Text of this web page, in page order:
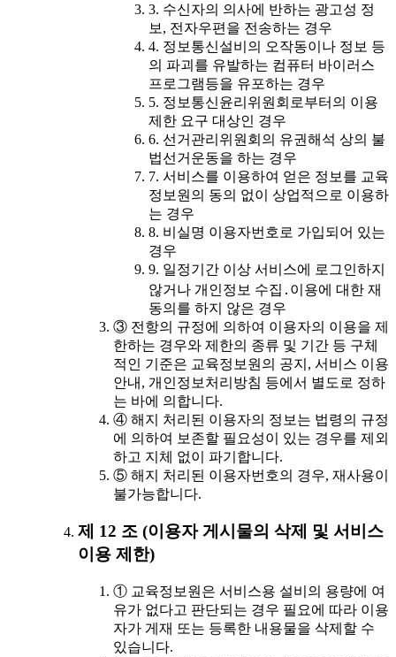
3. 수신자의 의사에 반하는 광고성 정
보, 전자우편을 전송하는 경우
4. 정보통신설비의 오작동이나 정보 등
의 파괴를 유발하는 컴퓨터 바이러스
프로그램등을 유포하는 경우
5. 정보통신윤리위원회로부터의 이용
제한 요구 대상인 경우
6. 선거관리위원회의 유권해석 상의 불
법선거운동을 하는 경우
7. 서비스를 이용하여 얻은 정보를 교육
정보원의 동의 없이 상업적으로 이용하
는 경우
8. 비실명 이용자번호로 가입되어 있는
경우
9. 일정기간 이상 서비스에 로그인하지
않거나 개인정보 수집․이용에 대한 재
동의를 하지 않은 경우
③ 전항의 규정에 의하여 이용자의 이용을 제
한하는 경우와 제한의 종류 및 기간 등 구체
적인 기준은 교육정보원의 공지, 서비스 이용
안내, 개인정보처리방침 등에서 별도로 정하
는 바에 의합니다.
④ 해지 처리된 이용자의 정보는 법령의 규정
에 의하여 보존할 필요성이 있는 경우를 제외
하고 지체 없이 파기합니다.
⑤ 해지 처리된 이용자번호의 경우, 재사용이
불가능합니다.
제 12 조 (이용자 게시물의 삭제 및 서비스
이용 제한)
① 교육정보원은 서비스용 설비의 용량에 여
유가 없다고 판단되는 경우 필요에 따라 이용
자가 게재 또는 등록한 내용물을 삭제할 수
있습니다.